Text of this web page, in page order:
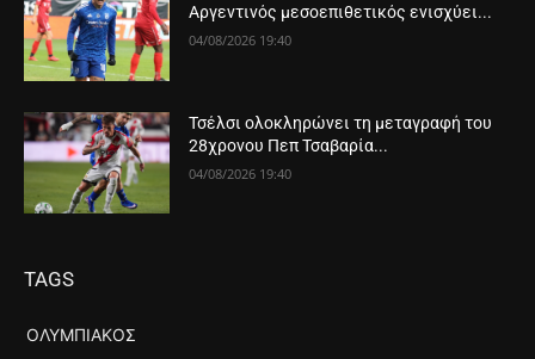
Αργεντινός μεσοεπιθετικός ενισχύει...
04/08/2026 19:40
Τσέλσι ολοκληρώνει τη μεταγραφή του
28χρονου Πεπ Τσαβαρία...
04/08/2026 19:40
TAGS
ΟΛΥΜΠΙΑΚΌΣ